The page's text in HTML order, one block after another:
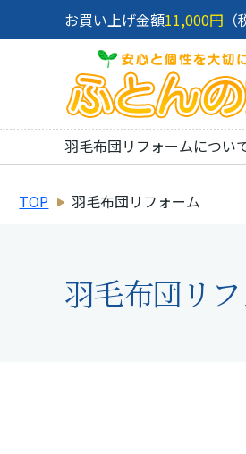
お買い上げ金額11,000円
羽毛布団リフォームについ
TOP 羽毛布団リフォーム
羽毛布団リ